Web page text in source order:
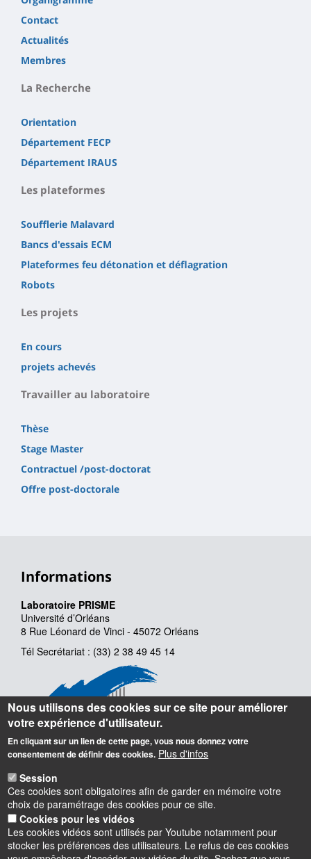
Contact
Actualités
Membres
La Recherche
Orientation
Département FECP
Département IRAUS
Les plateformes
Soufflerie Malavard
Bancs d'essais ECM
Plateformes feu détonation et déflagration
Robots
Les projets
En cours
projets achevés
Travailler au laboratoire
Thèse
Stage Master
Contractuel /post-doctorat
Offre post-doctorale
Informations
Laboratoire PRISME
Université d’Orléans
8 Rue Léonard de Vinci - 45072 Orléans
Tél Secrétariat : (33) 2 38 49 45 14
Nous utilisons des cookies sur ce site pour améliorer
votre expérience d'utilisateur.
En cliquant sur un lien de cette page, vous nous donnez votre
consentement de définir des cookies. Plus d'infos
Session
Ces cookies sont obligatoires afin de garder en mémoire votre
choix de paramétrage des cookies pour ce site.
Cookies pour les vidéos
Les cookies vidéos sont utilisés par Youtube notamment pour
stocker les préférences des utilisateurs. Le refus de ces cookies